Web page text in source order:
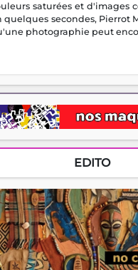
saturées et d'images
quelques secondes, Pierrot
photographie peut
EDITO